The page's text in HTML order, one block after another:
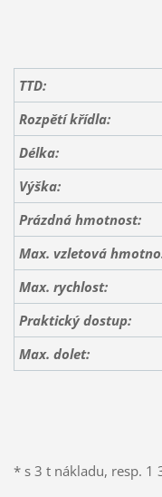
TTD:
Rozpětí křídla:
Délka:
Výška:
Prázdná hmotnost:
Max. vzletová
Max. rychlost:
Praktický dostup:
Max. dolet:
* s 3 t nákladu, resp. 1